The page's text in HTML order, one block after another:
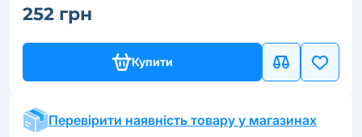
252 грн
Купити
Перевірити наявність товару у магазинах